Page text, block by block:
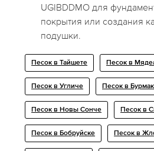
UGIBDDMO для
покрытия или создания
подушки.
Песок в Тайшете Песок в
Песок в Угличе Песок в
Песок в Новы Сонче Песок в
Песок в Бобруйске Песок в